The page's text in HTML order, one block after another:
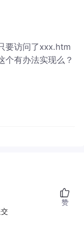
要访问了xxx.htm
个有办法实现么？
赞